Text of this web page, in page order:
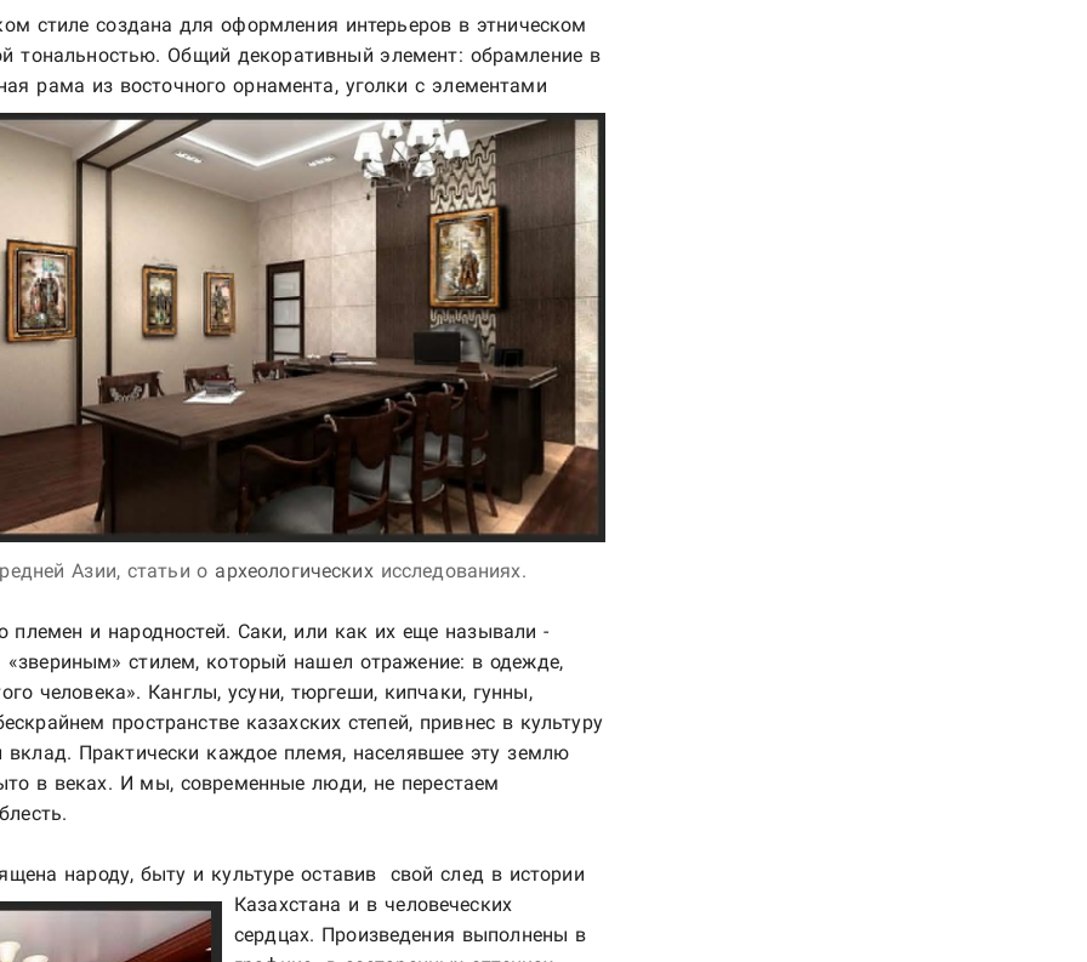
стиле создана для оформления интерьеров в этническом
тональностью. Общий декоративный элемент: обрамление в
рама из восточного орнамента, уголки с элементами
Азии, статьи о археологических исследованиях.
племен и народностей. Саки, или как их еще называли -
стилем, который нашел отражение: в одежде,
человека». Канглы, усуни, тюргеши, кипчаки, гунны,
пространстве казахских степей, привнес в культуру
Практически каждое племя, населявшее эту землю
в веках. И мы, современные люди, не перестаем
народу, быту и культуре оставив свой след в истории
Казахстана и в человеческих
сердцах. Произведения выполнены в